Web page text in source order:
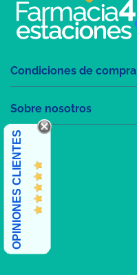
Condiciones de compra
Sobre nosotros
OPINIONES CLIENTES